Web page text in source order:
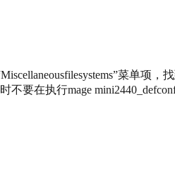
菜单项，
要在执行mage